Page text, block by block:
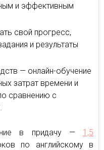
и эффективным
свой прогресс,
и результаты
— онлайн-обучение
затрат времени и
сравнению с
в придачу — 1,5
по английскому в